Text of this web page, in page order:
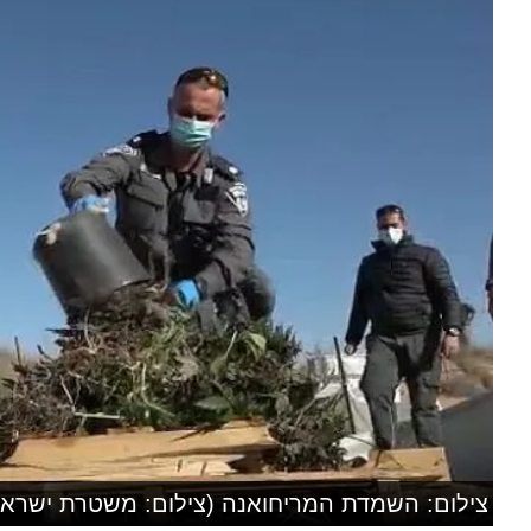
צילום: השמדת המריחואנה (צילום: משטרת